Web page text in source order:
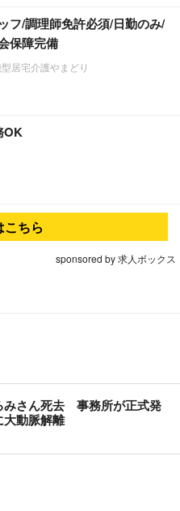
フ/調理師免許必須/日勤のみ/
保障完備
居宅介護やまどり
OK
こちら
sponsored by 求人ボックス
みさん死去 事務所が正式発
動脈解離